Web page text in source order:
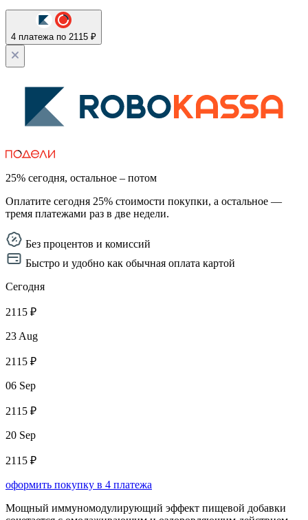
4 платежа по 2115 ₽
25% сегодня, остальное – потом
Оплатите сегодня 25% стоимости покупки, а остальное —
тремя платежами раз в две недели.
Без процентов и комиссий
Быстро и удобно как обычная оплата картой
Сегодня
2115 ₽
23 Aug
2115 ₽
06 Sep
2115 ₽
20 Sep
2115 ₽
оформить покупку в 4 платежа
Мощный иммуномодулирующий эффект пищевой добавки